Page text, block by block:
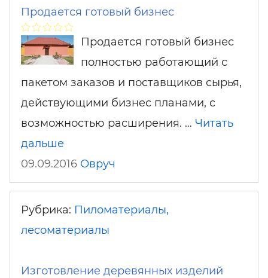
Продается готовый бизнес
Продается готовый бизнес
полностью работающий с
пакетом заказов и поставщиков сырья,
действующими бизнес планами, с
возможностью расширения. … Читать
дальше
09.09.2016 Овруч
Рубрика: Пиломатериалы,
лесоматериалы
Изготовление деревянных изделий